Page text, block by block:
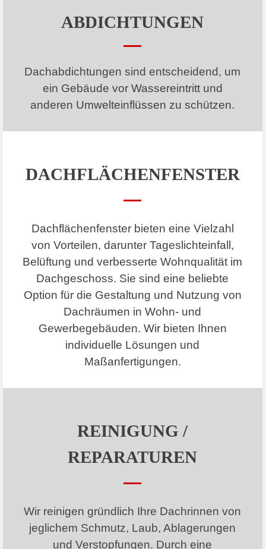
ABDICHTUNGEN
Dachabdichtungen sind entscheidend, um
ein Gebäude vor Wassereintritt und
anderen Umwelteinflüssen zu schützen.
DACHFLÄCHENFENSTER
Dachflächenfenster bieten eine Vielzahl
von Vorteilen, darunter Tageslichteinfall,
Belüftung und verbesserte Wohnqualität im
Dachgeschoss. Sie sind eine beliebte
Option für die Gestaltung und Nutzung von
Dachräumen in Wohn- und
Gewerbegebäuden. Wir bieten Ihnen
individuelle Lösungen und
Maßanfertigungen.
REINIGUNG /
REPARATUREN
Wir reinigen gründlich Ihre Dachrinnen von
jeglichem Schmutz, Laub, Ablagerungen
und Verstopfungen. Durch eine